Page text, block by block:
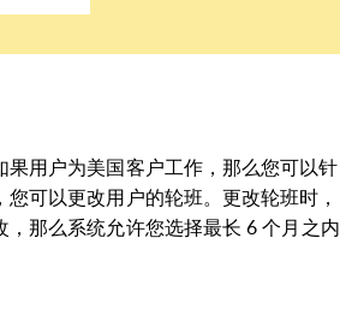
用户为美国客户工作，那么您可以针
可以更改用户的轮班。更改轮班时，
那么系统允许您选择最长 6 个月之内